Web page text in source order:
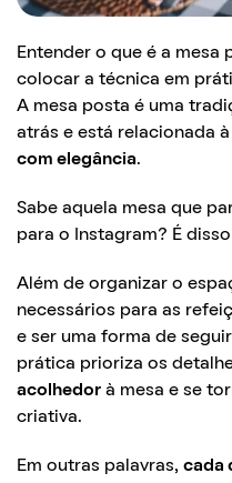
Entender o que é a mesa
colocar a técnica em
A mesa posta é uma
atrás e está relacionada à
com elegância.
Sabe aquela mesa que
para o Instagram? É
Além de organizar o
necessários para as
e ser uma forma de
prática prioriza os
acolhedor à mesa e se
criativa.
Em outras palavras, cada